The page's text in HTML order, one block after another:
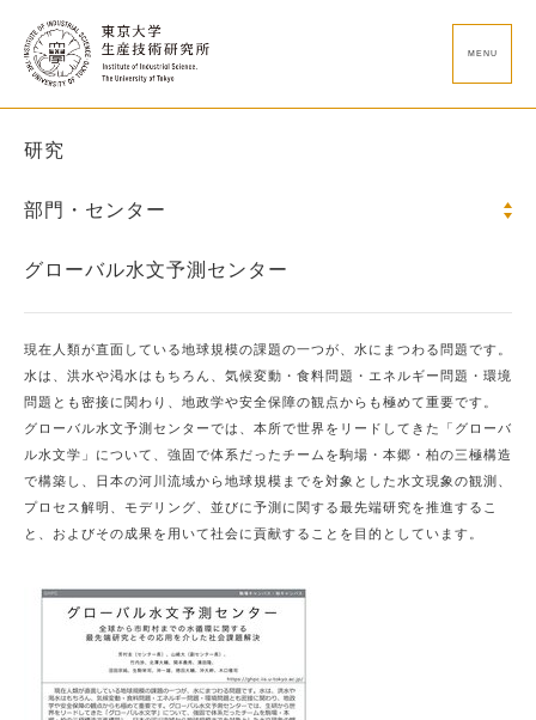
MENU
研究
部門・センター
グローバル水文予測センター
現在人類が直面している地球規模の課題の一つが、水にまつわる問題です。
水は、洪水や渇水はもちろん、気候変動・食料問題・エネルギー問題・環境
問題とも密接に関わり、地政学や安全保障の観点からも極めて重要です。
グローバル水文予測センターでは、本所で世界をリードしてきた「グローバ
ル水文学」について、強固で体系だったチームを駒場・本郷・柏の三極構造
で構築し、日本の河川流域から地球規模までを対象とした水文現象の観測、
プロセス解明、モデリング、並びに予測に関する最先端研究を推進するこ
と、およびその成果を用いて社会に貢献することを目的としています。